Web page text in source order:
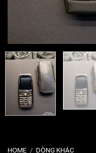
HOME / DÒNG KHÁC